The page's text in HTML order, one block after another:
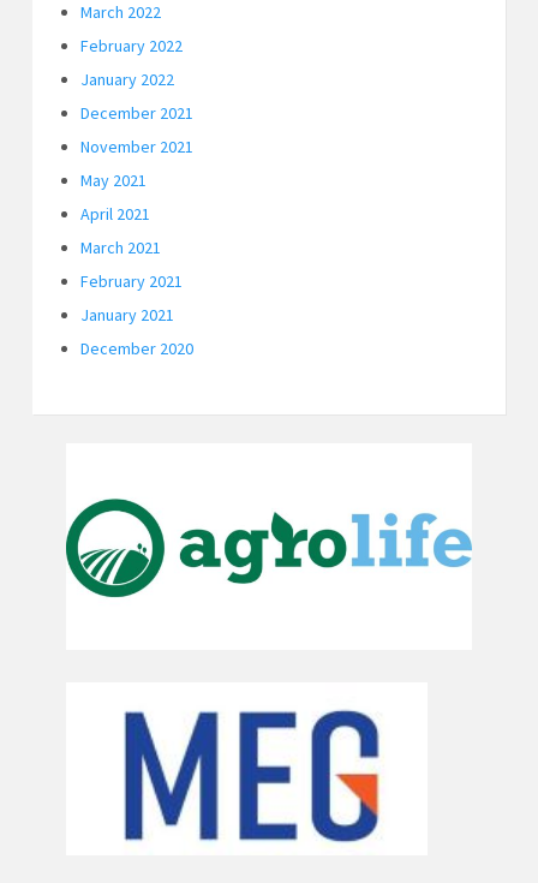
March 2022
February 2022
January 2022
December 2021
November 2021
May 2021
April 2021
March 2021
February 2021
January 2021
December 2020